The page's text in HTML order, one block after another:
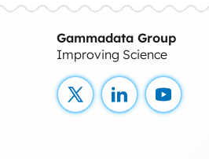
Gammadata Group
Improving Science
X LinkedInYouTube